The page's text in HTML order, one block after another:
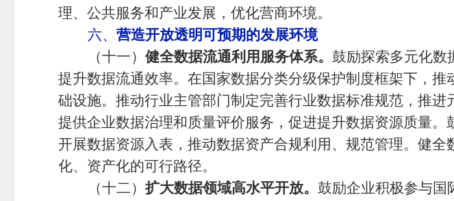
理、公共服务和产业发展，优化营商环境。
六、 营造开放透明可预期的发展环境
（十一） 健全数据流通利用服务体系。 鼓励探索多元化数
提升数据流通效率。在国家数据分类分级保护制度框架下，
础设施。推动行业主管部门制定完善行业数据标准规范，推
提供企业数据治理和质量评价服务，促进提升数据资源质量
开展数据资源入表，推动数据资产合规利用、规范管理。健
化、资产化的可行路径。
（十二） 扩大数据领域高水平开放。 鼓励企业积极参与国